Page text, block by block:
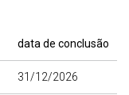
data de conclusão
31/12/2026